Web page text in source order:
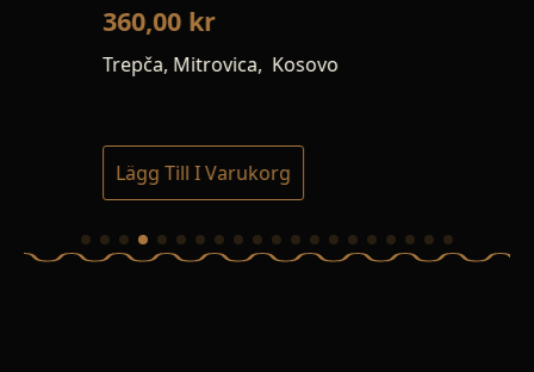
360,00kr
Trepča, Mitrovica, Kosovo
Lägg Till I Varukorg